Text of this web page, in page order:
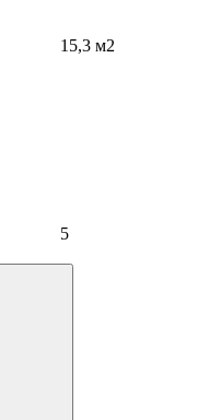
15,3 м2
5